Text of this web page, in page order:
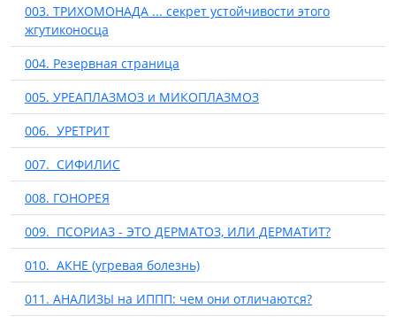
003. ТРИХОМОНАДА ... секрет устойчивости этого
жгутиконосца
004. Резервная страница
005. УРЕАПЛАЗМОЗ и МИКОПЛАЗМОЗ
006. УРЕТРИТ
007. СИФИЛИС
008. ГОНОРЕЯ
009. ПСОРИАЗ - ЭТО ДЕРМАТОЗ, ИЛИ ДЕРМАТИТ?
010. АКНЕ (угревая болезнь)
011. АНАЛИЗЫ на ИППП: чем они отличаются?